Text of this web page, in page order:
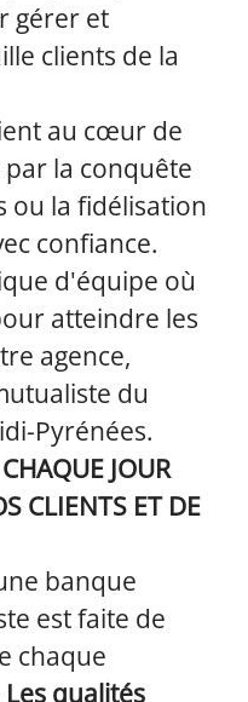
gérer et
clients de la
au cœur de
par la conquête
ou la fidélisation
confiance.
d'équipe où
atteindre les
agence,
du
Pyrénées.
JOUR
CLIENTS ET DE
banque
est faite de
chaque
Les qualités